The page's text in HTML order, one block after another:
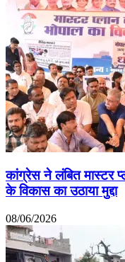
कांग्रेस ने लंबित मास्टर
के विकास का उठाया मुद्दा
08/06/2026